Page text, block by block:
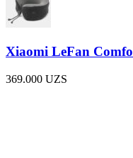
Xiaomi LeFan
369.000 UZS